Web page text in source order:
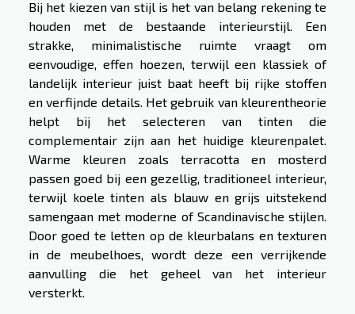
Bij het kiezen van stijl is het van belang rekening te
houden met de bestaande interieurstijl. Een
strakke, minimalistische ruimte vraagt om
eenvoudige, effen hoezen, terwijl een klassiek of
landelijk interieur juist baat heeft bij rijke stoffen
en verfijnde details. Het gebruik van kleurentheorie
helpt bij het selecteren van tinten die
complementair zijn aan het huidige kleurenpalet.
Warme kleuren zoals terracotta en mosterd
passen goed bij een gezellig, traditioneel interieur,
terwijl koele tinten als blauw en grijs uitstekend
samengaan met moderne of Scandinavische stijlen.
Door goed te letten op de kleurbalans en texturen
in de meubelhoes, wordt deze een verrijkende
aanvulling die het geheel van het interieur
versterkt.